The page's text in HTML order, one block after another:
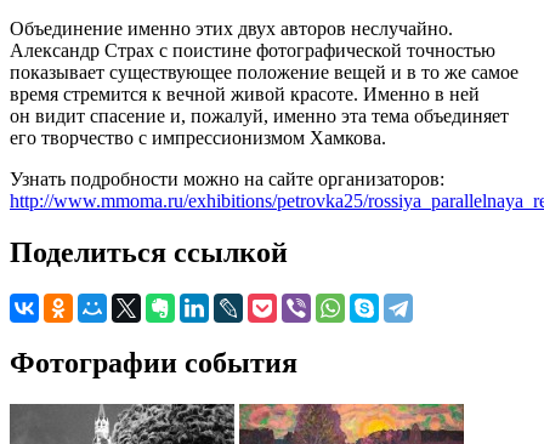
Объединение именно этих двух авторов неслучайно.
Александр Страх с поистине фотографической точностью
показывает существующее положение вещей и в то же самое
время стремится к вечной живой красоте. Именно в ней
он видит спасение и, пожалуй, именно эта тема объединяет
его творчество с импрессионизмом Хамкова.
Узнать подробности можно на сайте организаторов:
http://www.mmoma.ru/exhibitions/petrovka25/
Поделиться ссылкой
Фотографии события